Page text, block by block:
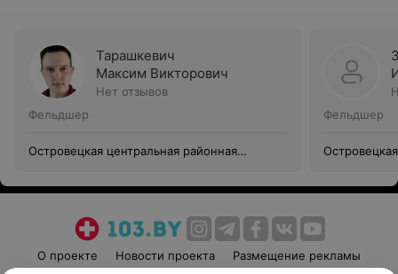
Тарашкевич
Максим Викторович
Нет отзывов
Фельдшер
Островецкая центральная районная
Фельдшер
О проекте Новости проекта
Размещение рекламы